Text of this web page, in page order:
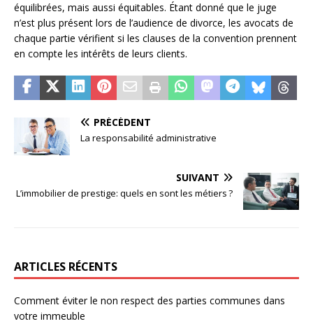
équilibrées, mais aussi équitables. Étant donné que le juge
n’est plus présent lors de l’audience de divorce, les avocats de
chaque partie vérifient si les clauses de la convention prennent
en compte les intérêts de leurs clients.
PRÉCÉDENT
La responsabilité administrative
SUIVANT
L’immobilier de prestige: quels en sont les métiers ?
ARTICLES RÉCENTS
Comment éviter le non respect des parties communes dans
votre immeuble